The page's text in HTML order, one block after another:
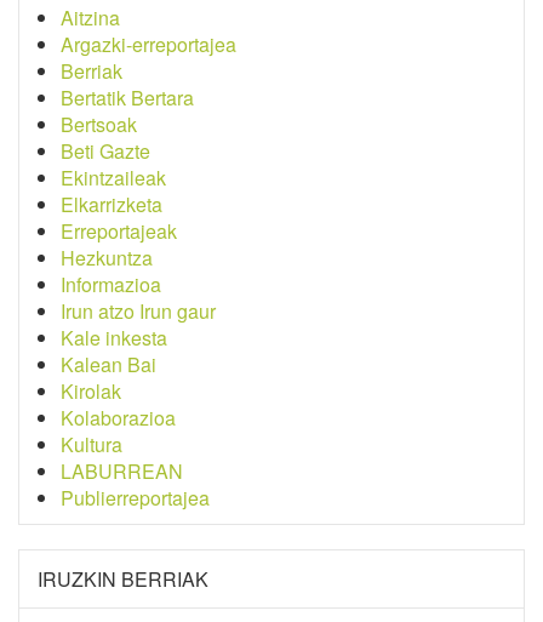
Aitzina
Argazki-erreportajea
Berriak
Bertatik Bertara
Bertsoak
Beti Gazte
Ekintzaileak
Elkarrizketa
Erreportajeak
Hezkuntza
Informazioa
Irun atzo Irun gaur
Kale inkesta
Kalean Bai
Kirolak
Kolaborazioa
Kultura
LABURREAN
Publierreportajea
IRUZKIN BERRIAK